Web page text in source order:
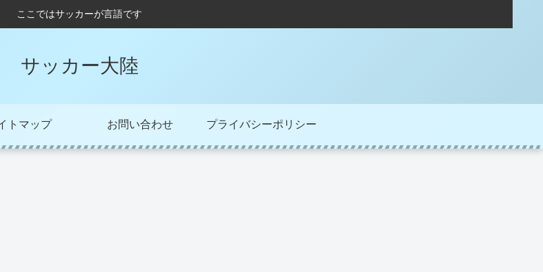
ここではサッカーが言語です
サッカー大陸
トマップ お問い合わせ プライバシーポリシー